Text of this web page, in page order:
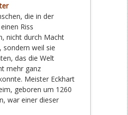
die in der
Riss
nicht durch Macht
sondern weil sie
das die Welt
mehr ganz
Meister Eckhart
geboren um 1260
war einer dieser